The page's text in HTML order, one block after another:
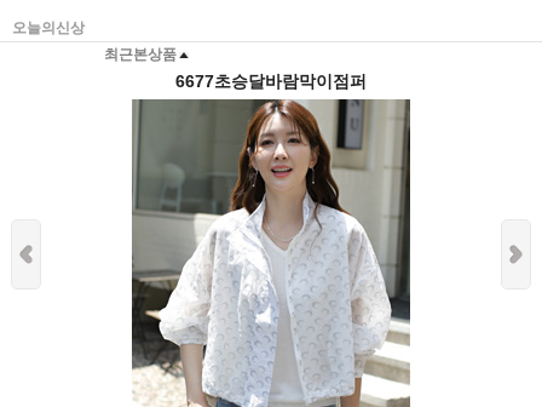
오늘의신상
최근본상품
6677초승달바람막이점퍼